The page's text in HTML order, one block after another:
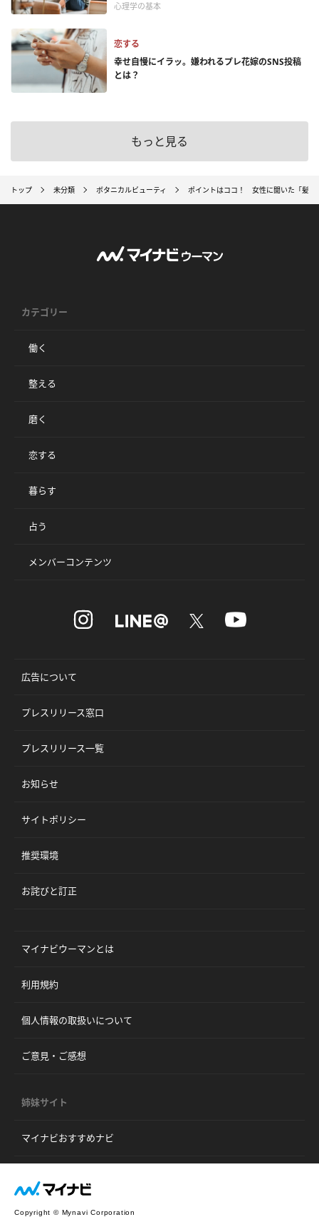
心理学の基本
恋する
幸せ自慢にイラッ。嫌われるプレ花嫁のSNS投稿
とは？
もっと見る
トップ 未分類 ボタニカルビューティ ポイントはココ！ 女性に聞いた「髪の
カテゴリー
働く
整える
磨く
恋する
暮らす
占う
メンバーコンテンツ
広告について
プレスリリース窓口
プレスリリース一覧
お知らせ
サイトポリシー
推奨環境
お詫びと訂正
マイナビウーマンとは
利用規約
個人情報の取扱いについて
ご意見・ご感想
姉妹サイト
マイナビおすすめナビ
Copyright © Mynavi Corporation